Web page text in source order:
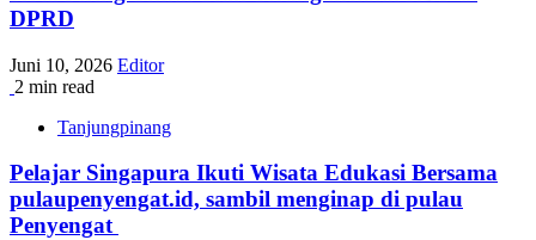
DPRD
Juni 10, 2026 Editor
2 min read
Tanjungpinang
Pelajar Singapura Ikuti Wisata Edukasi Bersama
pulaupenyengat.id, sambil menginap di pulau
Penyengat